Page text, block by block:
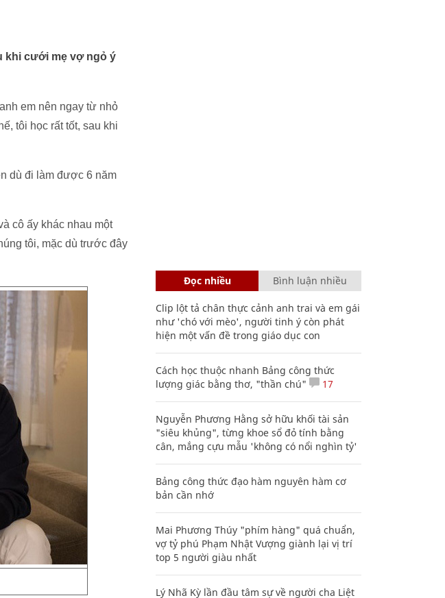
khi cưới mẹ vợ ngỏ ý
em nên ngay từ nhỏ
tôi học rất tốt, sau khi
dù đi làm được 6 năm
cô ấy khác nhau một
tôi, mặc dù trước đây
Đọc nhiều Bình luận nhiều
Clip lột tả chân thực cảnh anh trai và em gái
như 'chó với mèo', người tinh ý còn phát
hiện một vấn đề trong giáo dục con
Cách học thuộc nhanh Bảng công thức
lượng giác bằng thơ, "thần chú"
17
Nguyễn Phương Hằng sở hữu khối tài sản
"siêu khủng", từng khoe sổ đỏ tính bằng
cân, mắng cựu mẫu 'không có nổi nghìn tỷ'
Bảng công thức đạo hàm nguyên hàm cơ
bản cần nhớ
Mai Phương Thúy "phím hàng" quá chuẩn,
vợ tỷ phú Phạm Nhật Vượng giành lại vị trí
top 5 người giàu nhất
Lý Nhã Kỳ lần đầu tâm sự về người cha Liệt